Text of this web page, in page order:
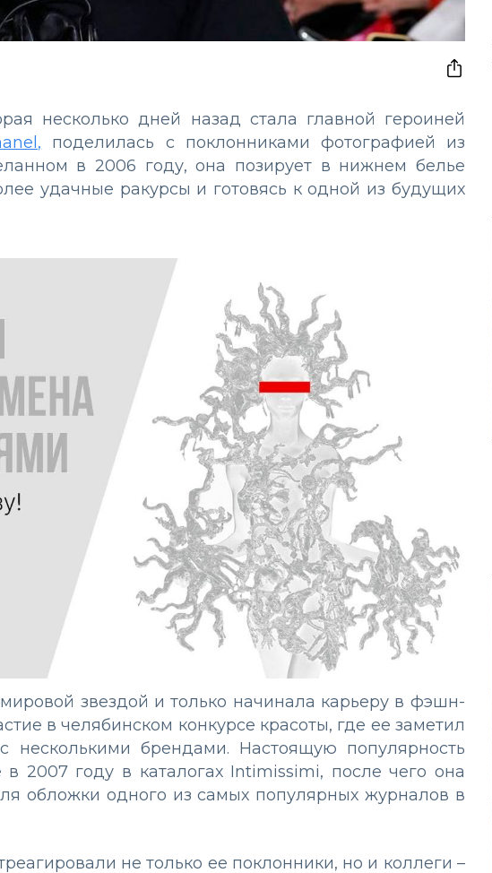
несколько дней назад стала главной героиней
поделилась с поклонниками фотографией из
в 2006 году, она позирует в нижнем белье
удачные ракурсы и готовясь к одной из будущих
звездой и только начинала карьеру в фэшн-
в челябинском конкурсе красоты, где ее заметил
несколькими брендами. Настоящую популярность
2007 году в каталогах Intimissimi, после чего она
обложки одного из самых популярных журналов в
не только ее поклонники, но и коллеги –